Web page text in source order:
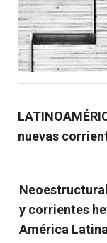
nuevas
y corrientes
América